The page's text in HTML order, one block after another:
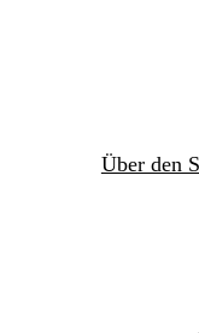
Über den